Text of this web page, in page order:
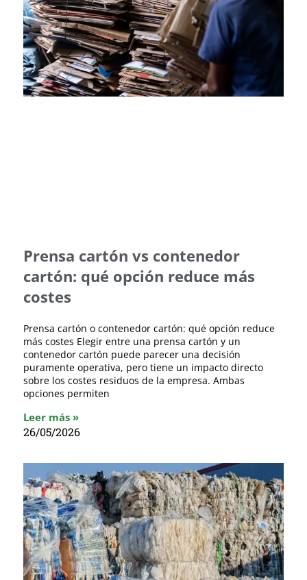
Prensa cartón vs contenedor
cartón: qué opción reduce más
costes
Prensa cartón o contenedor cartón: qué opción reduce
más costes Elegir entre una prensa cartón y un
contenedor cartón puede parecer una decisión
puramente operativa, pero tiene un impacto directo
sobre los costes residuos de la empresa. Ambas
opciones permiten
Leer más »
26/05/2026